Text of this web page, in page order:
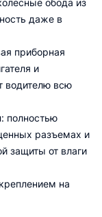
обода из
даже в
приборная
и
водителю всю
: полностью
разъемах и
защиты от влаги
на